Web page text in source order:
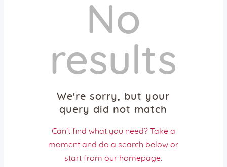
Taufe | Trauung | Bestattung
Aktiv gegen Missbrauch
Predigten
Podcast-Tipps
Gemeindebrief
Vermietungen
Gemeindehaus
No
results
We're sorry, but your
query did not match
Can't find what you need? Take a
moment and do a search below or
start fromour homepage